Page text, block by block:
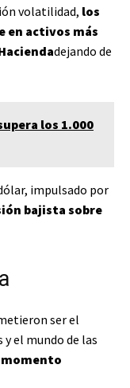
volatilidad, los
en activos más
dejando de
los 1.000
impulsado por
bajista sobre
ser el
el mundo de las